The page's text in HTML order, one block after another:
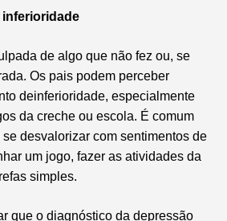
inferioridade
de algo que não fez ou, se
Os pais podem perceber
deinferioridade, especialmente
da creche ou escola. É comum
desvalorizar com sentimentos de
um jogo, fazer as atividades da
simples.
que o diagnóstico da depressão